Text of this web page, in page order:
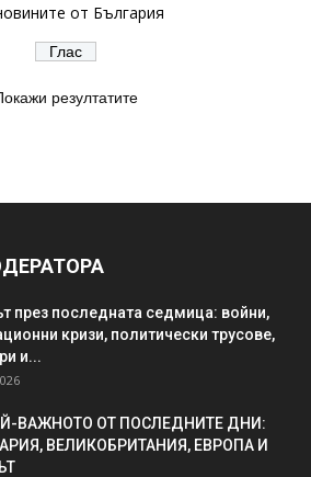
от България
резултатите
през последната седмица: войни,
кризи, политически трусове,
и...
ВАЖНОТО ОТ ПОСЛЕДНИТЕ ДНИ:
ВЕЛИКОБРИТАНИЯ, ЕВРОПА И